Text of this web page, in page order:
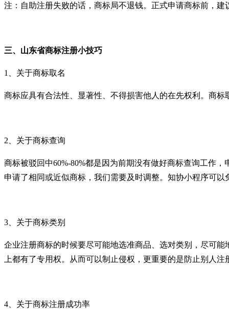
注：自助注册失败的话，商标局不退钱。正式申请商标前，
三、山东省商标注册小技巧
1 、关于商标取名
商标应具有合法性、显著性、不得损害他人的在先权利。商
2 、关于商标查询
商标被驳回中60%-80%都是因为前期没有做好商标查询工作
申请了相同或近似商标，我们需要及时调整。知协小程序可
3 、关于商标类别
企业注册商标的时候要尽可能地选准商品、选对类别，尽可
上都有了专用权。从而可以制止侵权，更重要的是防止别人
4 、关于商标注册成功率